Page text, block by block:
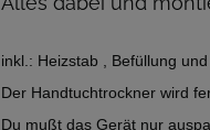
inkl.: Heizstab , Befüllung
Der Handtuchtrockner wird
Du mußt das Gerät nur